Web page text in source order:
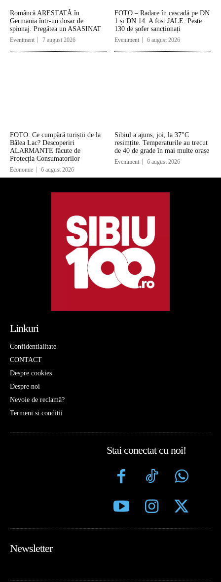
Româncă ARESTATĂ în
Germania într-un dosar de
spionaj. Pregătea un ASASINAT
Eveniment 7 august 2026
FOTO – Radare în cascadă pe DN
1 și DN 14. A fost JALE: Peste
130 de șofer sancționați
Eveniment 6 august 2026
FOTO: Ce cumpără turiștii de la
Bâlea Lac? Descoperiri
ALARMANTE făcute de
Protecția Consumatorilor
Economie 6 august 2026
Sibiul a ajuns, joi, la 37°C
resimțite. Temperaturile au trecut
de 40 de grade în mai multe orașe
Eveniment 6 august 2026
Linkuri
Confidentialitate
CONTACT
Despre cookies
Despre noi
Nevoie de reclamă?
Termeni si conditii
Stai conectat cu noi!
Newsletter